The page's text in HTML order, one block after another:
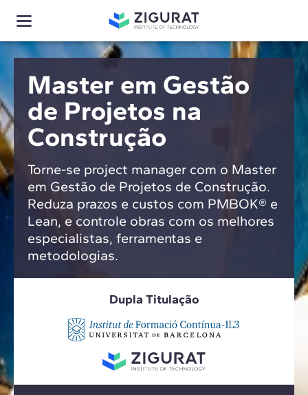
Master em Gestão
de Projetos na
Construção
Torne-se project manager com o Master
em Gestão de Projetos de Construção.
Reduza prazos e custos com PMBOK® e
Lean, e controle obras com os melhores
especialistas, ferramentas e
metodologias.
Dupla Titulação